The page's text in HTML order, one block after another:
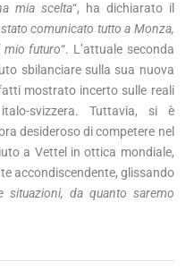
mia scelta“, ha dichiarato il
comunicato tutto a Monza,
mio futuro“. L’attuale seconda
sbilanciare sulla sua nuova
mostrato incerto sulle reali
svizzera. Tuttavia, si è
desideroso di competere nel
a Vettel in ottica mondiale,
accondiscendente, glissando
situazioni, da quanto saremo